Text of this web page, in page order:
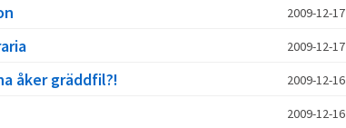
2009-12-
2009-12-
åker gräddfil?! 2009-12-
2009-12-